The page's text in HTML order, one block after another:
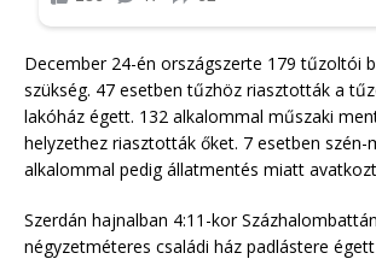
December 24-én országszerte 179 tűzoltói
szükség. 47 esetben tűzhöz riasztották a
lakóház égett. 132 alkalommal műszaki
helyzethez riasztották őket. 7 esetben
alkalommal pedig állatmentés miatt
Szerdán hajnalban 4:11-kor
négyzetméteres családi ház padlástere